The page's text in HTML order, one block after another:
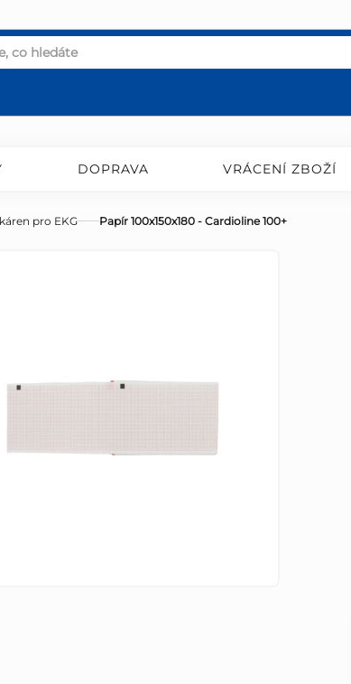
DOPRAVA VRÁCENÍ ZBOŽÍ
pro EKG Papír 100x150x180 - Cardioline 100+